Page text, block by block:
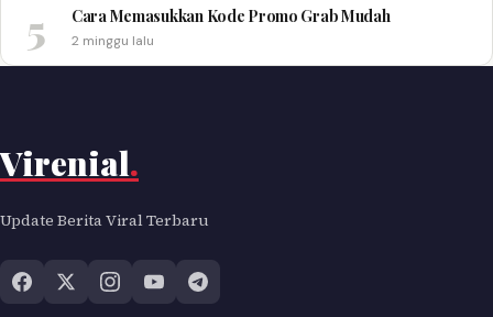
5 Cara Memasukkan Kode Promo Grab Mudah
2 minggu lalu
Virenial.
Update Berita Viral Terbaru